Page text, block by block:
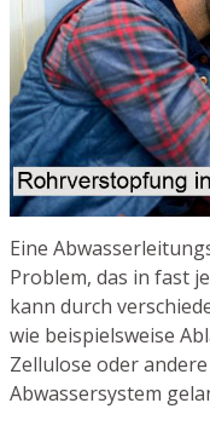
Eine
Problem, das in fast
kann durch
wie beispielsweise
Zellulose oder
Abwassersystem